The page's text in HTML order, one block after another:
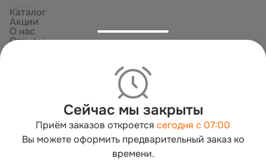
Мы используем cookies для быстрой работы сайта. Для
Сейчас мы закрыты
Приём заказов откроется сегодня с 07:00
Вы можете оформить предварительный заказ ко
времени.
Каталог
Акции
О нас
Отзывы
Политика конфиденциальности
Пользовательское соглашение
Публичная оферта
Согласие на обработку
Работает на технологии